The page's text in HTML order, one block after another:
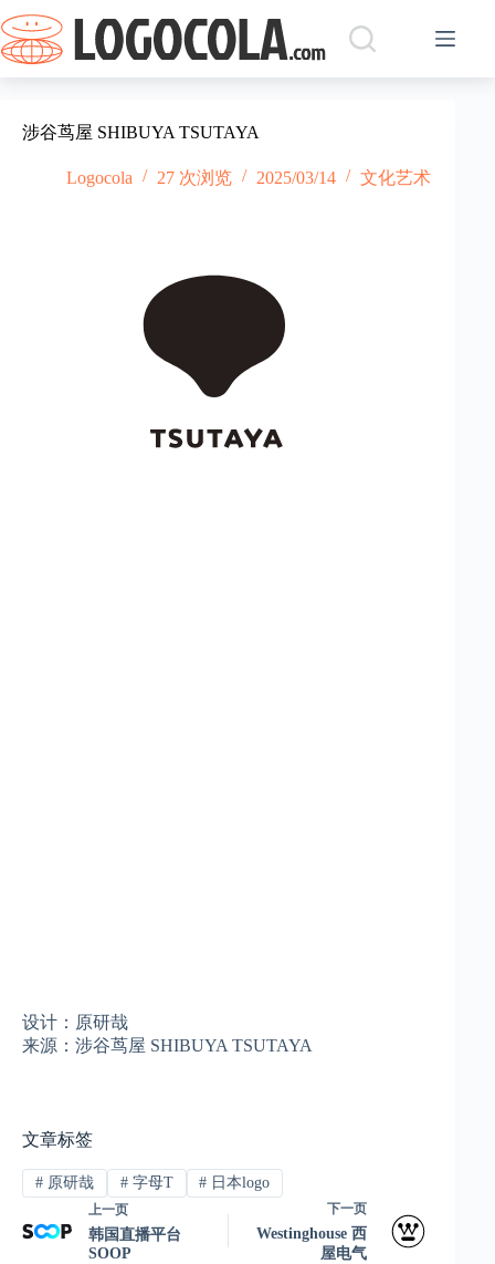
过
内
容
涉谷茑屋 SHIBUYA TSUTAYA
Logocola 27 次浏览 2025/03/14 文化艺术
设计：原研哉
来源：涉谷茑屋 SHIBUYA TSUTAYA
文章标签
#原研哉 #字母T # 日本logo
上一页
韩国直播平台
SOOP
下一页
Westinghouse 西
屋电气